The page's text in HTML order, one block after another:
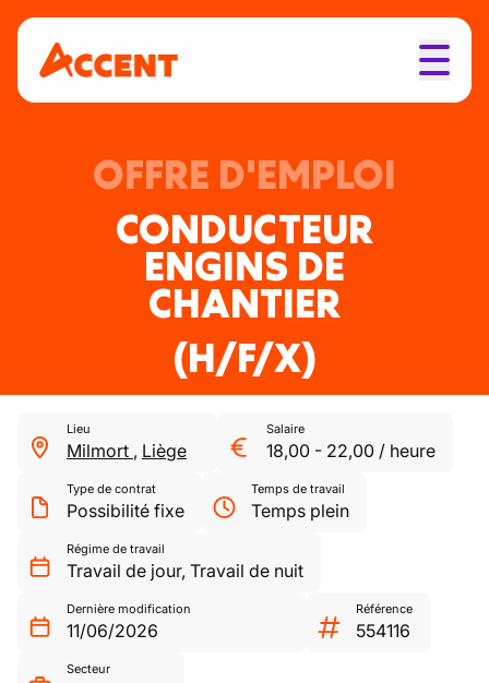
OFFRE D'EMPLOI
CONDUCTEUR
ENGINS DE
CHANTIER
(H/F/X)
Lieu
Milmort , Liège
Salaire
18,00 - 22,00 / heure
Type de contrat
Possibilité fixe
Temps de travail
Temps plein
Régime de travail
Travail de jour, Travail de nuit
Dernière modification
11/06/2026
Référence
554116
Secteur